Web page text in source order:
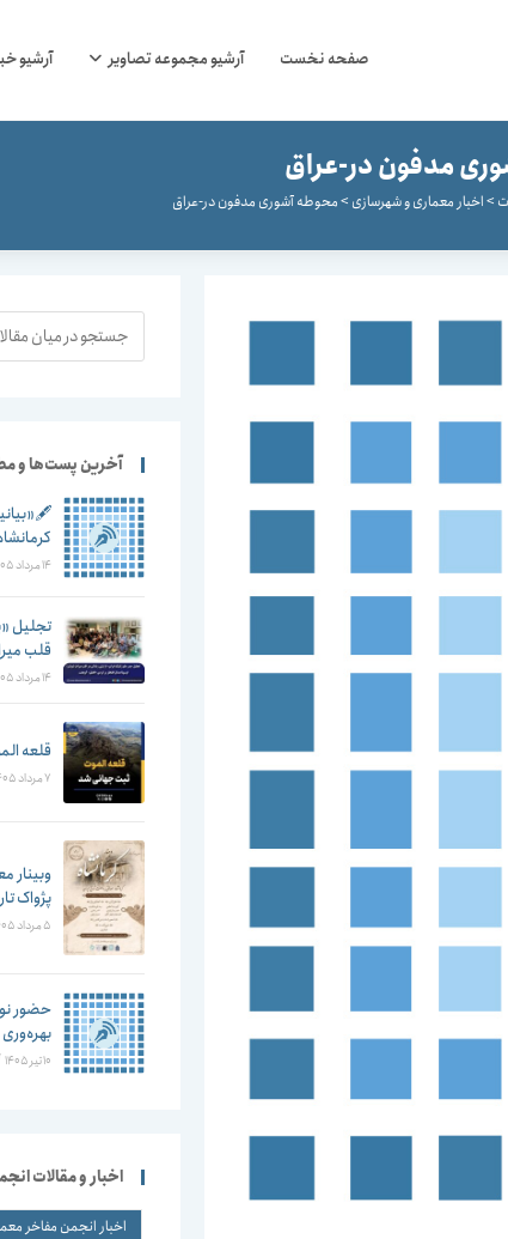
صفحه نخست آرشیو مجموعه تصاویر آرشیو
مدفون در-عراق
>اخبار معماری و شهرسازی >محوطه آشوری مدفون در-عراق
جستجو
آخرین پست‌ها و
کرمانشاه ۰۵/۰۵/
14 مرداد 1405
تجلیل
قلب
14 مرداد 1405
قلعه
7 مرداد 1405
وبینار
پژواک
5 مرداد 1405
حضور
10 تیر 1405
اخبار و مقالات
اخبار انجمن مفاخر